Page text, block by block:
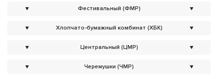
▼ Фестивальный (ФМР) ▼
▼ Хлопчато-бумажный комбинат (ХБК) ▼
▼ Центральный (ЦМР) ▼
▼ Черемушки (ЧМР) ▼